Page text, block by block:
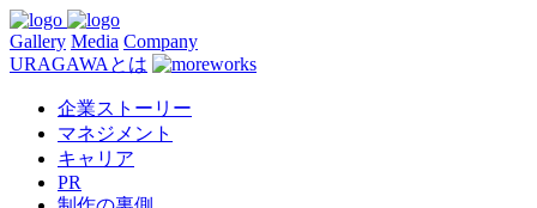
Gallery Media Company
URAGAWAとは
企業ストーリー
マネジメント
キャリア
PR